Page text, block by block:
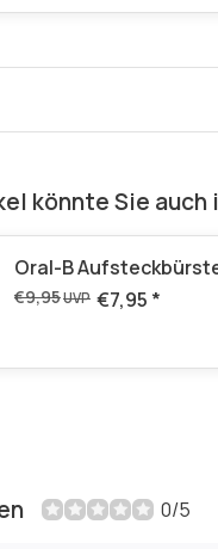
könnte Sie
Oral-B
€9,95UVP €7,95 *
0/5